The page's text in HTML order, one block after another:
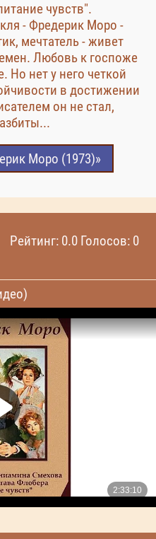
чувств".
- Фредерик Моро -
мечтатель - живет
Любовь к госпоже
Но нет у него четкой
в достижении
он не стал,
Моро (1973)»
Рейтинг: 0.0 Голосов: 0